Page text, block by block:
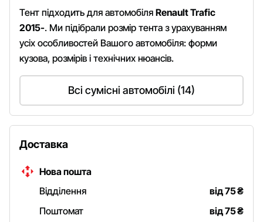
Тент підходить для автомобіля Renault Trafic
2015-. Ми підібрали розмір тента з урахуванням
усіх особливостей Вашого автомобіля: форми
кузова, розмірів і технічних нюансів.
Всі сумісні автомобілі (14)
Доставка
Нова пошта
Відділення
від 75₴
Поштомат
від 75₴